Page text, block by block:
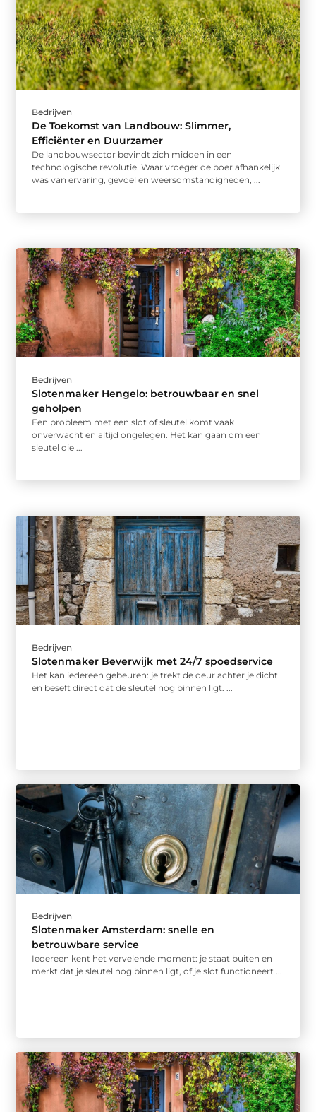
Bedrijven
De Toekomst van Landbouw: Slimmer,
Efficiënter en Duurzamer
De landbouwsector bevindt zich midden in een
technologische revolutie. Waar vroeger de boer afhankelijk
was van ervaring, gevoel en weersomstandigheden, ...
Bedrijven
Slotenmaker Hengelo: betrouwbaar en snel
geholpen
Een probleem met een slot of sleutel komt vaak
onverwacht en altijd ongelegen. Het kan gaan om een
sleutel die ...
Bedrijven
Slotenmaker Beverwijk met 24/7 spoedservice
Het kan iedereen gebeuren: je trekt de deur achter je dicht
en beseft direct dat de sleutel nog binnen ligt. ...
Bedrijven
Slotenmaker Amsterdam: snelle en
betrouwbare service
Iedereen kent het vervelende moment: je staat buiten en
merkt dat je sleutel nog binnen ligt, of je slot functioneert ...